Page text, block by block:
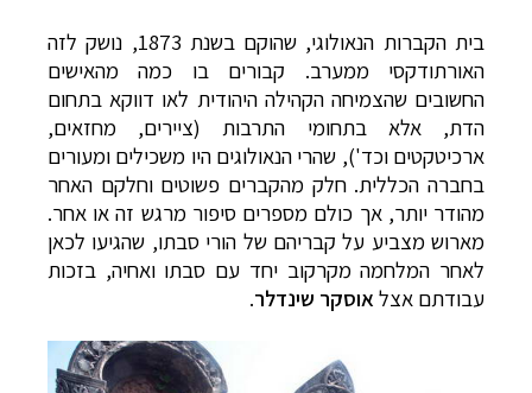
בית הקברות הנאולוגי, שהוקם בשנת 1873, נושק לזה
האורתודקסי ממערב. קבורים בו כמה מהאישים
החשובים שהצמיחה הקהילה היהודית לאו דווקא בתחום
הדת, אלא בתחומי התרבות (ציירים, מחזאים,
ארכיטקטים וכד'), שהרי הנאולוגים היו משכילים ומעורים
בחברה הכללית. חלק מהקברים פשוטים וחלקם האחר
מהודר יותר, אך כולם מספרים סיפור מרגש זה או אחר.
מארוש מצביע על קבריהם של הורי סבתו, שהגיעו לכאן
לאחר המלחמה מקרקוב יחד עם סבתו ואחיה, בזכות
עבודתם אצל אוסקר שינדלר.